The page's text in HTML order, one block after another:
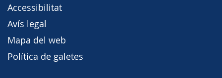
Accessibilitat
Avís legal
Mapa del web
Política de galetes